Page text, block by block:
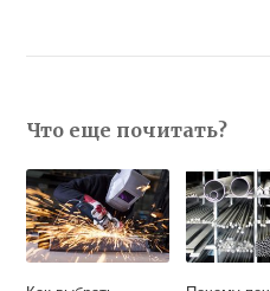
Что еще почитать?